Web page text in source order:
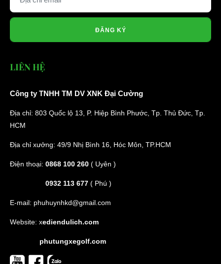
ĐĂNG KÝ
LIÊN HỆ
Công ty TNHH TM DV XNK Đại Cường
Địa chỉ: 803 Quốc lộ 13, P. Hiệp Bình Phước, Tp. Thủ Đức, Tp.
HCM
Địa chỉ xưởng: 49/9 Nhị Bình 16, Hóc Môn, TP.HCM
Điện thoại: 0868 100 260 ( Uyên )
0932 113 677 ( Phú )
E-mail: phuhuynhkd@gmail.com
Website: xediendulich.com
phutungxegolf.com